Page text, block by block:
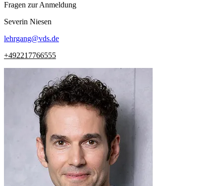
Fragen zur Anmeldung
Severin Niesen
lehrgang@vds.de
+492217766555